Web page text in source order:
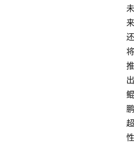
未
来
还
将
推
出
鲲
鹏
超
性